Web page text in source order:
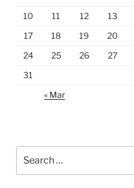
10
11 12 13
17
18 19 20
24
25 26 27
31
« Mar
for: